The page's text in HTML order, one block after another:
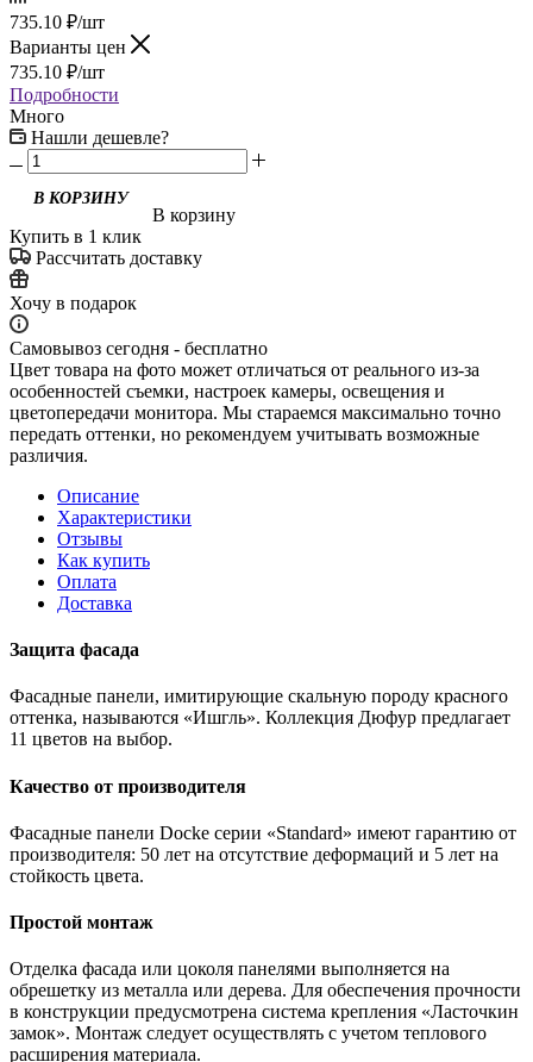
735.10 ₽/шт
Варианты цен
735.10 ₽/шт
Подробности
Много
Нашли дешевле?
В корзину
Купить в 1 клик
Рассчитать доставку
Хочу в подарок
Самовывоз сегодня - бесплатно
Цвет товара на фото может отличаться от реального из-за
особенностей съемки, настроек камеры, освещения и
цветопередачи монитора. Мы стараемся максимально точно
передать оттенки, но рекомендуем учитывать возможные
различия.
Описание
Характеристики
Отзывы
Как купить
Оплата
Доставка
Защита фасада
Фасадные панели, имитирующие скальную породу красного
оттенка, называются «Ишгль». Коллекция Дюфур предлагает
11 цветов на выбор.
Качество от производителя
Фасадные панели Docke серии «Standard» имеют гарантию от
производителя: 50 лет на отсутствие деформаций и 5 лет на
стойкость цвета.
Простой монтаж
Отделка фасада или цоколя панелями выполняется на
обрешетку из металла или дерева. Для обеспечения прочности
в конструкции предусмотрена система крепления «Ласточкин
замок». Монтаж следует осуществлять с учетом теплового
расширения материала.